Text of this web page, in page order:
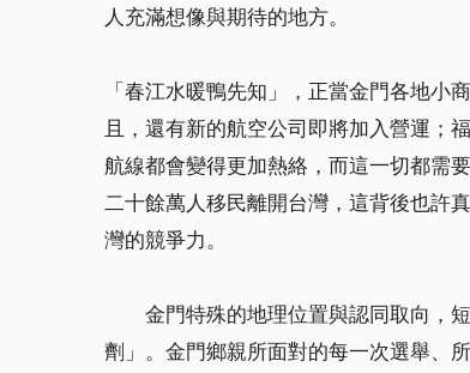
人充滿想像與期待的地方。
「春江水暖鴨先知」，正當金門各地小
且，還有新的航空公司即將加入營運；
航線都會變得更加熱絡，而這一切都
二十餘萬人移民離開台灣，這背後也許
灣的競爭力。
金門特殊的地理位置與認同取向，短
劑」。金門鄉親所面對的每一次選舉、